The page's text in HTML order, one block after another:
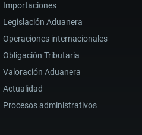
Importaciones
Legislación Aduanera
Operaciones internacionales
Obligación Tributaria
Valoración Aduanera
Actualidad
Procesos administrativos